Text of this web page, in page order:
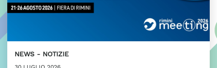
NEWS NOTIZIE